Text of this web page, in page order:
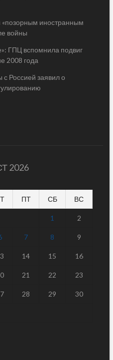
«позорным иностранным
войны
ГПЦ вспомнила подвиг
2008 года
Россией заявил о
2026
ПТ СБ ВС
1 2
7 8 9
14 15 16
21 22 23
28 29 30